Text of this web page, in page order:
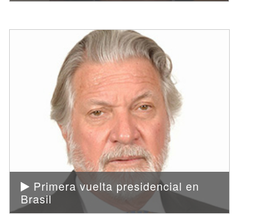
Primera vuelta presidencial en
Brasil